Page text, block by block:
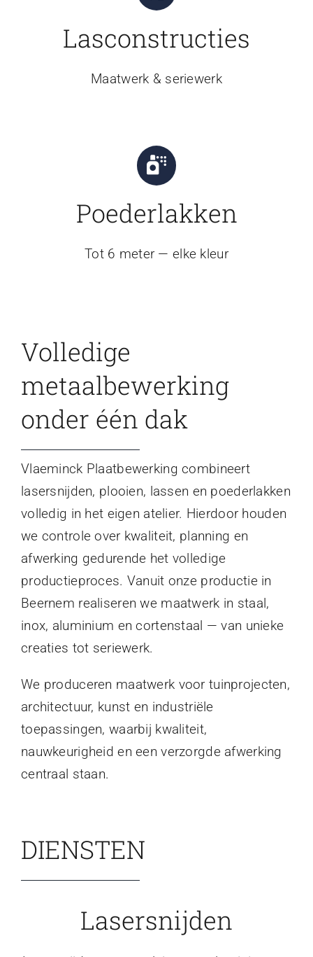
Lasconstructies
Maatwerk & seriewerk
Poederlakken
Tot 6 meter — elke kleur
Volledige
metaalbewerking
onder één dak
Vlaeminck Plaatbewerking combineert
lasersnijden, plooien, lassen en poederlakken
volledig in het eigen atelier. Hierdoor houden
we controle over kwaliteit, planning en
afwerking gedurende het volledige
productieproces. Vanuit onze productie in
Beernem realiseren we maatwerk in staal,
inox, aluminium en cortenstaal — van unieke
creaties tot seriewerk.
We produceren maatwerk voor tuinprojecten,
architectuur, kunst en industriële
toepassingen, waarbij kwaliteit,
nauwkeurigheid en een verzorgde afwerking
centraal staan.
DIENSTEN
Lasersnijden